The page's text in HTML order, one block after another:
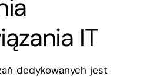
IT
dedykowanych jest